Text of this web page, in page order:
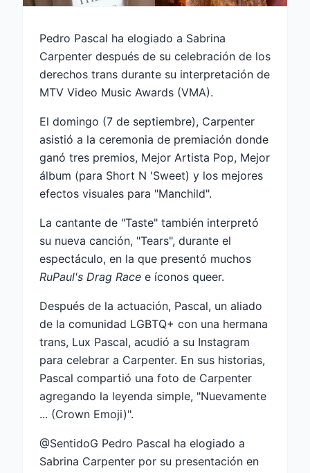
Pedro Pascal ha elogiado a Sabrina
Carpenter después de su celebración de los
derechos trans durante su interpretación de
MTV Video Music Awards (VMA).
El domingo (7 de septiembre), Carpenter
asistió a la ceremonia de premiación donde
ganó tres premios, Mejor Artista Pop, Mejor
álbum (para Short N 'Sweet) y los mejores
efectos visuales para "Manchild".
La cantante de "Taste" también interpretó
su nueva canción, "Tears", durante el
espectáculo, en la que presentó muchos
RuPaul's Drag Race e íconos queer.
Después de la actuación, Pascal, un aliado
de la comunidad LGBTQ+ con una hermana
trans, Lux Pascal, acudió a su Instagram
para celebrar a Carpenter. En sus historias,
Pascal compartió una foto de Carpenter
agregando la leyenda simple, "Nuevamente
... (Crown Emoji)".
@SentidoG Pedro Pascal ha elogiado a
Sabrina Carpenter por su presentación en